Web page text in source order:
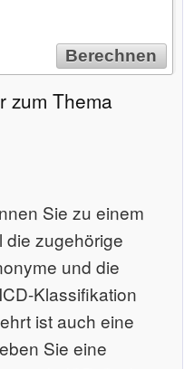
Berechnen
zum Thema
Sie zu einem
die zugehörige
und die
Klassifikation
ist auch eine
Sie eine